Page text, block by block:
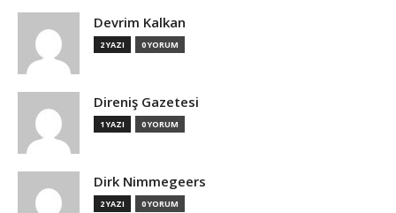
Devrim Kalkan
2 YAZI 0 YORUM
Direniş Gazetesi
1 YAZI 0 YORUM
Dirk Nimmegeers
2 YAZI 0 YORUM